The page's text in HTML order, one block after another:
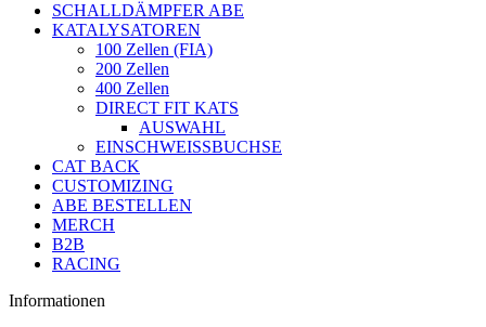
SCHALLDÄMPFER ABE
KATALYSATOREN
100 Zellen (FIA)
200 Zellen
400 Zellen
DIRECT FIT KATS
AUSWAHL
EINSCHWEISSBUCHSE
CAT BACK
CUSTOMIZING
ABE BESTELLEN
MERCH
B2B
RACING
Informationen